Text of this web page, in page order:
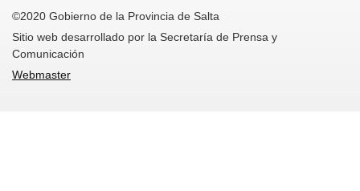
©2020 Gobierno de la Provincia de Salta
Sitio web desarrollado por la Secretaría de Prensa y
Comunicación
Webmaster